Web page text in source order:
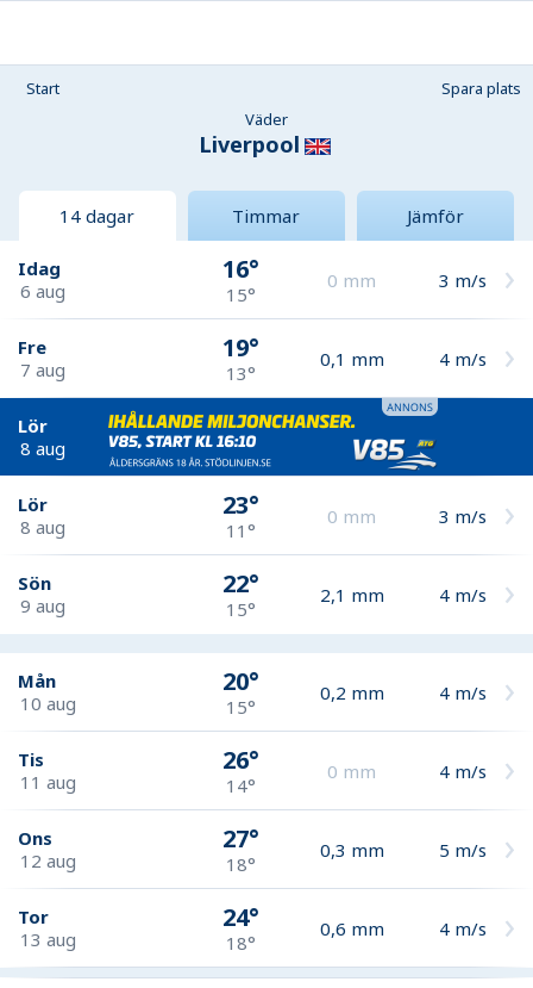
Start
Spara plats
Väder
Liverpool
14 dagar Timmar Jämför
Idag
6 aug
16°
15°
0 mm 3 m/s
Fre
7 aug
19°
13°
0,1 mm 4 m/s
Lör
8 aug
Lör
8 aug
23°
11°
0 mm 3 m/s
Sön
9 aug
22°
15°
2,1 mm 4 m/s
Mån
10 aug
20°
15°
0,2 mm 4 m/s
Tis
11 aug
26°
14°
0 mm 4 m/s
Ons
12 aug
27°
18°
0,3 mm 5 m/s
Tor
13 aug
24°
18°
0,6 mm 4 m/s